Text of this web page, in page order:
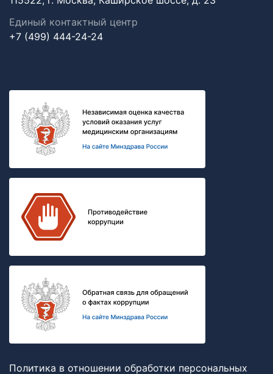
Единый контактный центр
+7 (499) 444-24-24
Политика в отношении обработки персональных